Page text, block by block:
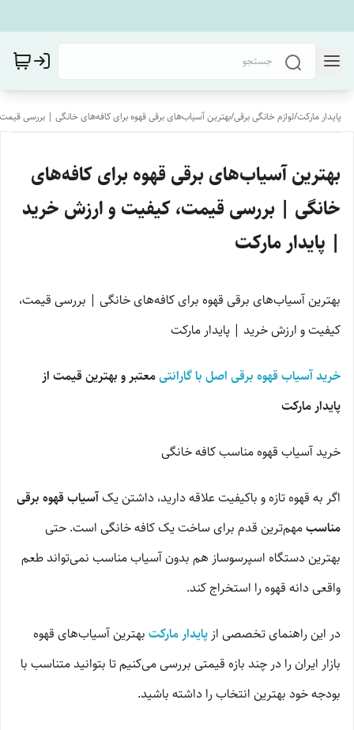
پایدار مارکت/لوازم خانگی برقی/بهترین آسیاب‌های برقی قهوه برای کافه‌های خانگی | بررسی
بهترین آسیاب‌های برقی قهوه برای کافه‌های
خانگی | بررسی قیمت، کیفیت و ارزش خرید
| پایدار مارکت
بهترین آسیاب‌های برقی قهوه برای کافه‌های خانگی | بررسی قیمت،
کیفیت و ارزش خرید | پایدار مارکت
خرید آسیاب قهوه برقی اصل با گارانتیمعتبر و بهترین قیمت از
پایدار مارکت
خرید آسیاب قهوه مناسب کافه خانگی
اگر به قهوه تازه و باکیفیت علاقه دارید، داشتن یکآسیاب قهوه برقی
مناسبمهم‌ترین قدم برای ساخت یک کافه خانگی است. حتی
بهترین دستگاه اسپرسوساز هم بدون آسیاب مناسب نمی‌تواند طعم
واقعی دانه قهوه را استخراج کند.
در این راهنمای تخصصی از پایدار مارکت بهترین آسیاب‌های قهوه
بازار ایران را در چند بازه قیمتی بررسی می‌کنیم تا بتوانید متناسب با
بودجه خود بهترین انتخاب را داشته باشید.